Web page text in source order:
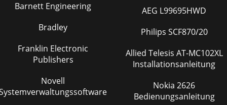
Barnett Engineering
Bradley
Franklin Electronic
Publishers
Novell
AEG L99695HWD
Philips SCF870/20
Allied Telesis AT-MC102XL
Installationsanleitung
Nokia 2626
Bedienungsanleitung